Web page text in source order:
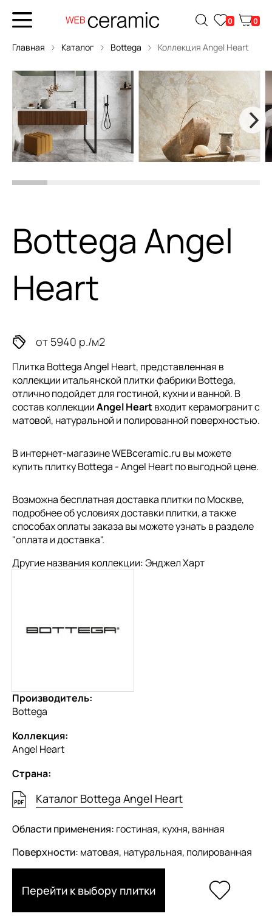
0 0
Главная Каталог Bottega Коллекция Angel Heart
Bottega Angel
Heart
от 5940 р./м2
Плитка Bottega Angel Heart, представленная в
коллекции итальянской плиткифабрики Bottega,
отлично подойдет для гостиной, кухни и ванной. В
состав коллекцииAngel Heartвходит керамогранит с
матовой, натуральной и полированной поверхностью.
В интернет-магазине WEBceramic.ru вы можете
купить плитку Bottega - Angel Heart по выгодной цене.
Возможна бесплатная доставка плитки по Москве,
подробнее об условиях доставки плитки, а также
способах оплаты заказа вы можете узнать в разделе
"оплата и доставка".
Другие названия коллекции: Энджел Харт
Производитель:
Bottega
Коллекция:
Angel Heart
Страна:
Каталог Bottega Angel Heart
Области применения: гостиная, кухня, ванная
Поверхности: матовая, натуральная, полированная
Перейти к выбору плитки